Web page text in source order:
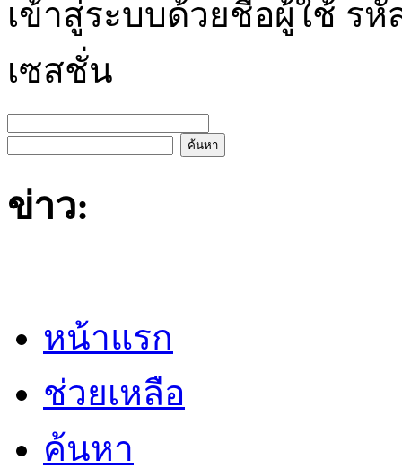
เข้าสู่ระบบด้วยชื่อผู้ใช้ รหั
เซสชั่น
ข่าว:
หน้าแรก
ช่วยเหลือ
ค้นหา